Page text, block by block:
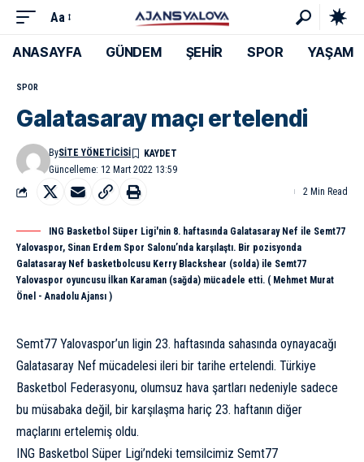
Aa
ANASAYFA GÜNDEM ŞEHİR SPOR YAŞAM
SPOR
Galatasaray maçı ertelendi
Güncelleme: 12 Mart 2022 13:59
BySITE YÖNETICISI
2 Min Read
ING Basketbol Süper Ligi'nin 8. haftasında Galatasaray Nef ile Semt77
Yalovaspor, Sinan Erdem Spor Salonu’nda karşılaştı. Bir pozisyonda
Galatasaray Nef basketbolcusu Kerry Blackshear (solda) ile Semt77
Yalovaspor oyuncusu İlkan Karaman (sağda) mücadele etti. ( Mehmet Murat
Önel - Anadolu Ajansı )
Semt77 Yalovaspor’un ligin 23. haftasında sahasında oynayacağı
Galatasaray Nef mücadelesi ileri bir tarihe ertelendi. Türkiye
Basketbol Federasyonu, olumsuz hava şartları nedeniyle sadece
bu müsabaka değil, bir karşılaşma hariç 23. haftanın diğer
maçlarını ertelemiş oldu.
ING Basketbol Süper Ligi’ndeki temsilcimiz Semt77